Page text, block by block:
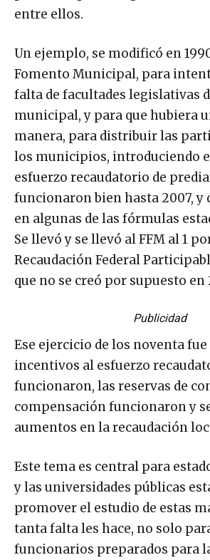
entre ellos.
Un ejemplo, se modificó en
Fomento Municipal, para
falta de facultades legislativas
municipal, y para que hubiera
manera, para distribuir las
los municipios, introduciendo
esfuerzo recaudatorio de
funcionaron bien hasta 2007, y
en algunas de las fórmulas
Se llevó y se llevó al FFM al 1
Recaudación Federal
que no se creó por supuesto en
Publicidad
Ese ejercicio de los noventa
incentivos al esfuerzo
funcionaron, las reservas de
compensación funcionaron y
aumentos en la recaudación
Este tema es central para
y las universidades públicas
promover el estudio de estas
tanta falta les hace, no solo
funcionarios preparados para